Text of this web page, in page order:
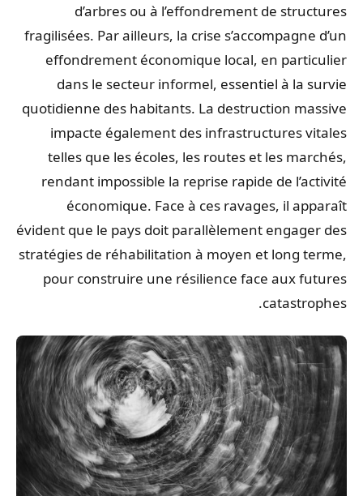
d’arbres ou à l’effondrement de structures
fragilisées. Par ailleurs, la crise s’accompagne d’un
effondrement économique local, en particulier
dans le secteur informel, essentiel à la survie
quotidienne des habitants. La destruction massive
impacte également des infrastructures vitales
telles que les écoles, les routes et les marchés,
rendant impossible la reprise rapide de l’activité
économique. Face à ces ravages, il apparaît
évident que le pays doit parallèlement engager des
stratégies de réhabilitation à moyen et long terme,
pour construire une résilience face aux futures
catastrophes.